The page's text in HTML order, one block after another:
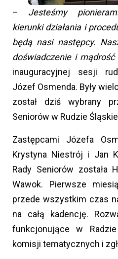
– Jesteśmy
kierunki działania i
będą nasi następcy.
doświadczenie i mądrość
inauguracyjnej sesji
Józef Osmenda. Były
został dziś wybrany
Seniorów w Rudzie
Zastępcami Józefa
Krystyna Niestrój i Jan
Rady Seniorów została
Wawok. Pierwsze
przede wszystkim czas
na całą kadencję.
funkcjonujące w
komisji tematycznych i